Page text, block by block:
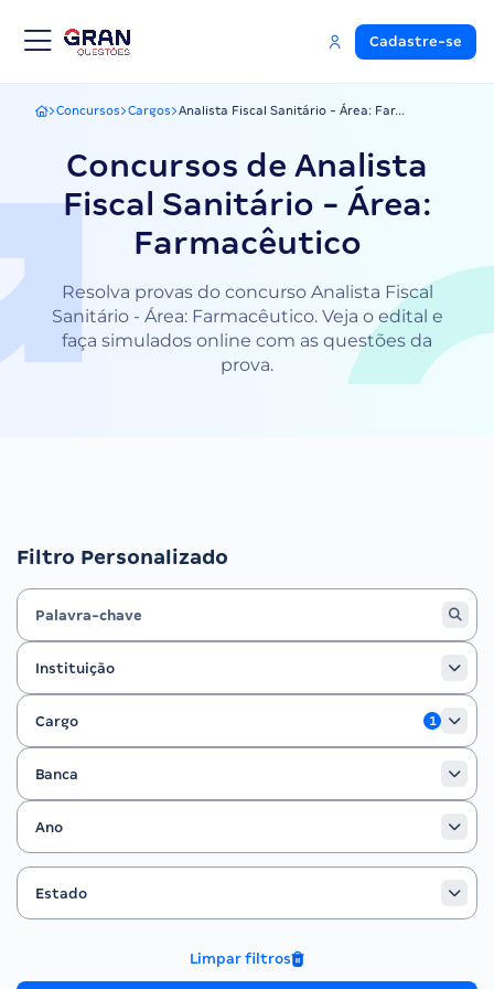
Cadastre-se
Gran Questões
Concursos Cargos Analista Fiscal Sanitário - Área: Far...
Concursos de Analista
Fiscal Sanitário - Área:
Farmacêutico
Resolva provas do concurso Analista Fiscal
Sanitário - Área: Farmacêutico. Veja o edital e
faça simulados online com as questões da
prova.
Filtro Personalizado
Instituição
Instituição
Cargo
Cargo
1
Banca
Banca
Ano
Ano
Filtrar por Estado
Estado
Estado
Limpar filtros